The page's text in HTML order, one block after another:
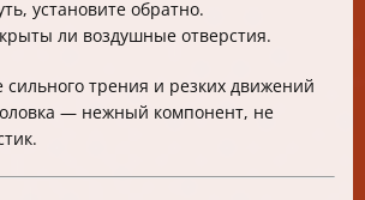
установите обратно.
ли воздушные отверстия.
сильного трения и резких движений
— нежный компонент, не